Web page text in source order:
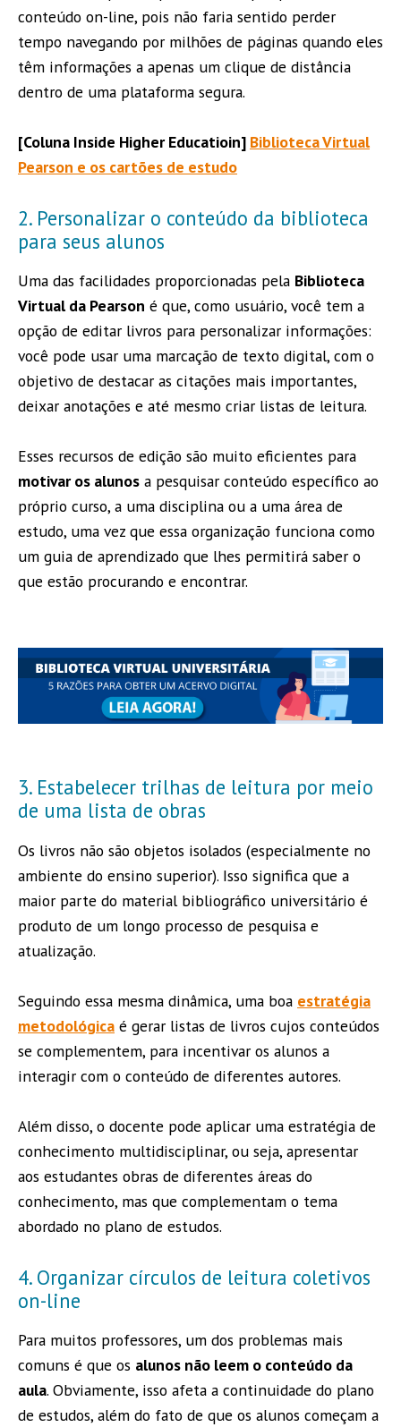
conteúdo on-line, pois não faria sentido perder
tempo navegando por milhões de páginas quando eles
têm informações a apenas um clique de distância
dentro de uma plataforma segura.
[Coluna Inside Higher Educatioin] Biblioteca Virtual
Pearson e os cartões de estudo
2. Personalizar o conteúdo da biblioteca
para seus alunos
Uma das facilidades proporcionadas pela Biblioteca
Virtual da Pearson é que, como usuário, você tem a
opção de editar livros para personalizar informações:
você pode usar uma marcação de texto digital, com o
objetivo de destacar as citações mais importantes,
deixar anotações e até mesmo criar listas de leitura.
Esses recursos de edição são muito eficientes para
motivar os alunos a pesquisar conteúdo específico ao
próprio curso, a uma disciplina ou a uma área de
estudo, uma vez que essa organização funciona como
um guia de aprendizado que lhes permitirá saber o
que estão procurando e encontrar.
3. Estabelecer trilhas de leitura por meio
de uma lista de obras
Os livros não são objetos isolados (especialmente no
ambiente do ensino superior). Isso significa que a
maior parte do material bibliográfico universitário é
produto de um longo processo de pesquisa e
atualização.
Seguindo essa mesma dinâmica, uma boa estratégia
metodológica é gerar listas de livros cujos conteúdos
se complementem, para incentivar os alunos a
interagir com o conteúdo de diferentes autores.
Além disso, o docente pode aplicar uma estratégia de
conhecimento multidisciplinar, ou seja, apresentar
aos estudantes obras de diferentes áreas do
conhecimento, mas que complementam o tema
abordado no plano de estudos.
4. Organizar círculos de leitura coletivos
on-line
Para muitos professores, um dos problemas mais
comuns é que os alunos não leem o conteúdo da
aula. Obviamente, isso afeta a continuidade do plano
de estudos, além do fato de que os alunos começam a